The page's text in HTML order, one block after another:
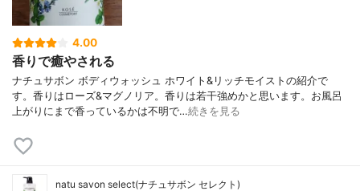
4.00
香りで癒やされる
ナチュサボン ボディウォッシュ ホワイト&リッチモイストの紹介で
す。香りはローズ&マグノリア。香りは若干強めかと思います。お風呂
上がりにまで香っているかは不明で…続きを見る
natu savon select(ナチュサボン セレクト)